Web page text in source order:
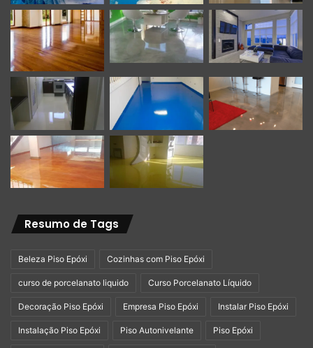
Para informações sobre:
Curso de porcelanato liquido, piso 3D, pintura epóxi,
piso industrial, pintura com tinta Pu, porcelanato
liquido em parede, escada e piscina.
Curso mármore realista em parede
Curso cimento queimado
Serviços – aplicação de piso liquido em geral
Instalação de piso laminado – piso vinílico – cimento
https://api.whatsapp.com/send?
1=pt_BR&phone=5511967178685
Resumo de Tags
Beleza Piso Epóxi Cozinhas com Piso Epóxi
curso de porcelanato liquido Curso Porcelanato Líquido
Decoração Piso Epóxi Empresa Piso Epóxi Instalar Piso Epóxi
Instalação Piso Epóxi Piso Autonivelante Piso Epóxi